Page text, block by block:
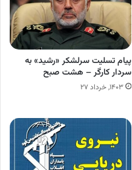
پیام تسلیت سرلشکر «رشید» به
سردار کارگر – هشت صبح
۱۴۰۳, خرداد ۲۷